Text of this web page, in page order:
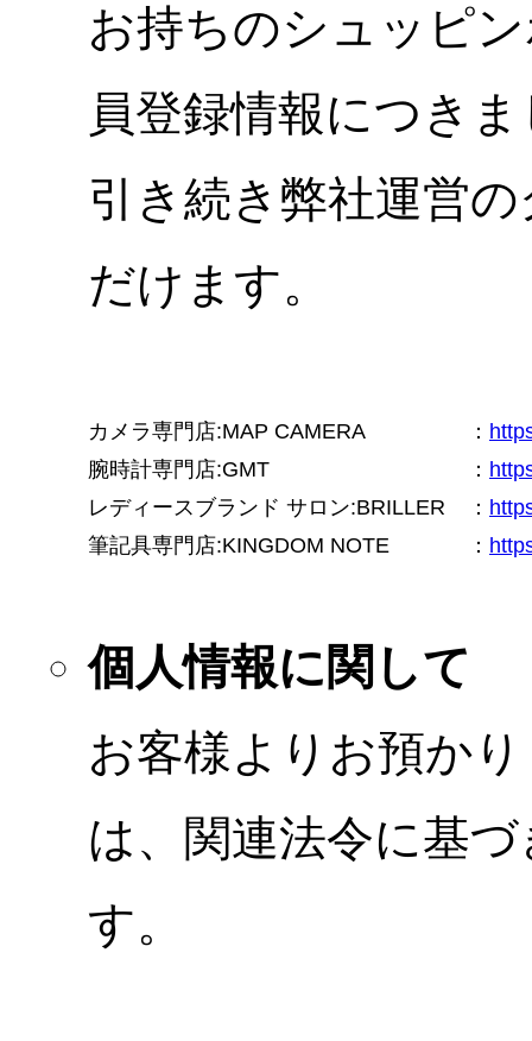
お持ちのシュッピ
員登録情報につき
引き続き弊社運営
だけます。
カメラ専門店:MAP CAMERA ：
腕時計専門店:GMT
：
レディースブランド サロン:BRILLER
：
筆記具専門店:KINGDOM NOTE
：
個人情報に関して
お客様よりお預か
は、関連法令に基
す。